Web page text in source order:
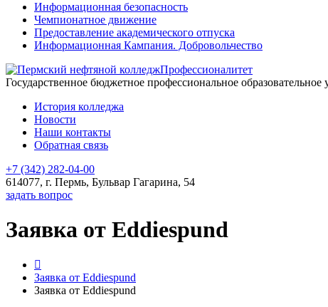
Информационная безопасность
Чемпионатное движение
Предоставление академического отпуска
Информационная Кампания. Добровольчество
Профессионалитет
Государственное бюджетное профессиональное
История колледжа
Новости
Наши контакты
Обратная связь
+7 (342) 282-04-00
614077, г. Пермь, Бульвар Гагарина, 54
задать вопрос
Заявка от Eddiespund
Заявка от Eddiespund
Заявка от Eddiespund